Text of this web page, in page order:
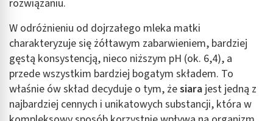
rozwiązaniu.
W odróżnieniu od dojrzałego mleka matki
charakteryzuje się żółtawym zabarwieniem, bardziej
gęstą konsystencją, nieco niższym pH (ok. 6,4), a
przede wszystkim bardziej bogatym składem. To
właśnie ów skład decyduje o tym, żesiara jest jedną z
najbardziej cennych i unikatowych substancji, która w